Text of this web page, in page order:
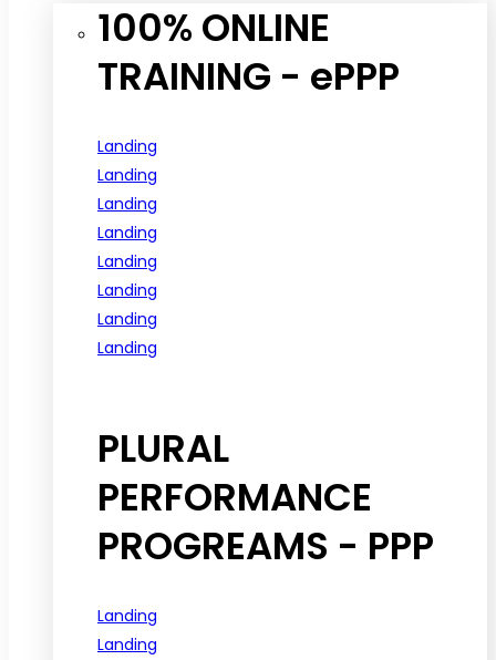
100% ONLINE
TRAINING - ePPP
Landing
Landing
Landing
Landing
Landing
Landing
Landing
Landing
PLURAL
PERFORMANCE
PROGREAMS - PPP
Landing
Landing